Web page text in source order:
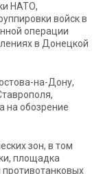
НАТО,
войск в
операции
в Донецкой
на-Дону,
на обозрение
зон, в том
площадка
противотанковых